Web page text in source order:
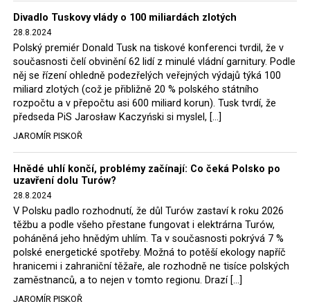
Hołownia, přímo řekli, že by se polská vláda měla
tomuto rozhodnutí podřídit.
Rozhodnutí polského ministra spravedlnosti jistě potěší
německé, české a polské ekology, ale i těžaře. Je těžké si
představit, že by o takové věci rozhodoval sám ministr
Bodnar. Musel získat politický souhlas vládnoucí koalice.
Stále jsou totiž platné argumenty Morawieckého vlády,
že důl i elektrárna jsou – kromě zabezpečování cca 7 %
polského energetického mixu – klíčovými podniky, spolu
se svými dceřinými společnostmi zaměstnávají cca pět
tisíc lidí. Navíc s činností dolu a elektrárny nepřímo
souvisí dalších několik desítek tisíc pracovních míst v
regionu. Zelená politika ale opět zvítězila.
Rozhodnutí polského ministra spravedlnosti jistě potěší
německé, české a polské ekology, kteří žalobu u
Divadlo Tuskovy vlády o 100 miliardách zlotých
28.8.2024
Polský premiér Donald Tusk na tiskové konferenci tvrdil, že v
současnosti čelí obvinění 62 lidí z minulé vládní garnitury. Podle
něj se řízení ohledně podezřelých veřejných výdajů týká 100
miliard zlotých (což je přibližně 20 % polského státního
rozpočtu a v přepočtu asi 600 miliard korun). Tusk tvrdí, že
předseda PiS Jarosław Kaczyński si myslel, […]
JAROMÍR PISKOŘ
Hnědé uhlí končí, problémy začínají: Co čeká Polsko po
uzavření dolu Turów?
28.8.2024
V Polsku padlo rozhodnutí, že důl Turów zastaví k roku 2026
těžbu a podle všeho přestane fungovat i elektrárna Turów,
poháněná jeho hnědým uhlím. Ta v současnosti pokrývá 7 %
polské energetické spotřeby. Možná to potěší ekology napříč
hranicemi i zahraniční těžaře, ale rozhodně ne tisíce polských
zaměstnanců, a to nejen v tomto regionu. Drazí […]
JAROMÍR PISKOŘ